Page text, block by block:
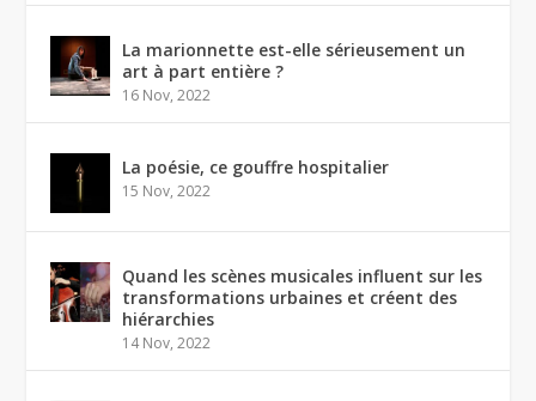
La marionnette est-elle sérieusement un
art à part entière ?
16 Nov, 2022
La poésie, ce gouffre hospitalier
15 Nov, 2022
Quand les scènes musicales influent sur les
transformations urbaines et créent des
hiérarchies
14 Nov, 2022